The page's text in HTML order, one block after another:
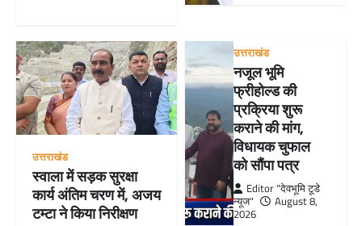
उत्तराखंड
स्वाला में सड़क सुरक्षा
कार्य अंतिम चरण में, अजय
टम्टा ने किया निरीक्षण
उत्तराखंड
नजूल भूमि
फ्रीहोल्ड की
प्रक्रिया शुरू
कराने की मांग,
विधायक चुफाल
को सौंपा पत्र
Editor "देवभूमि टूडे
न्यूज"
August 8,
2026